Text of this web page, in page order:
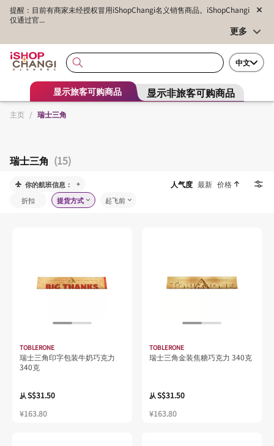
提醒：目前有商家未经授权冒用iShopChangi名义销售商品。iShopChangi
仅通过官...
更多
中文
显示旅客可购商品 显示非旅客可购商品
主页 / 瑞士三角
瑞士三角 (15)
你的航班信息： 人气度 最新 价格
折扣 提货方式 起飞前
TOBLERONE
瑞士三角印字包装牛奶巧克力
340克
从S$31.50
¥163.80
TOBLERONE
瑞士三角金装焦糖巧克力 340克
从S$31.50
¥163.80